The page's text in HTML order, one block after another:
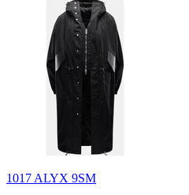
1017 ALYX 9SM